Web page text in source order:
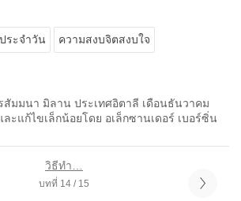
ระจำวัน ความสงบจิตสงบใจ
สัมมนา มิลาน ประเทศอิตาลี เดือนธันวาคม
ะแก้ไขเล็กน้อยโดย อเล็กซานเดอร์ เบอร์ซิ่น
วิธีทำ…
บทที่ 14 / 15